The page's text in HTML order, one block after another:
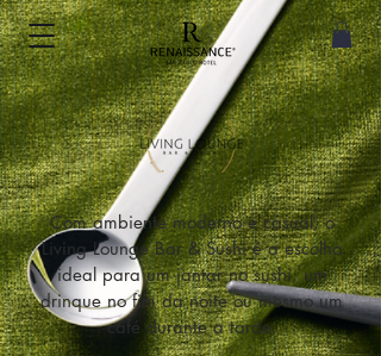
Com ambiente moderno e casual, o
Living Lounge Bar & Sushi é a escolha
ideal para um jantar no sushi, um
drinque no fim da noite ou mesmo um
café durante a tarde.